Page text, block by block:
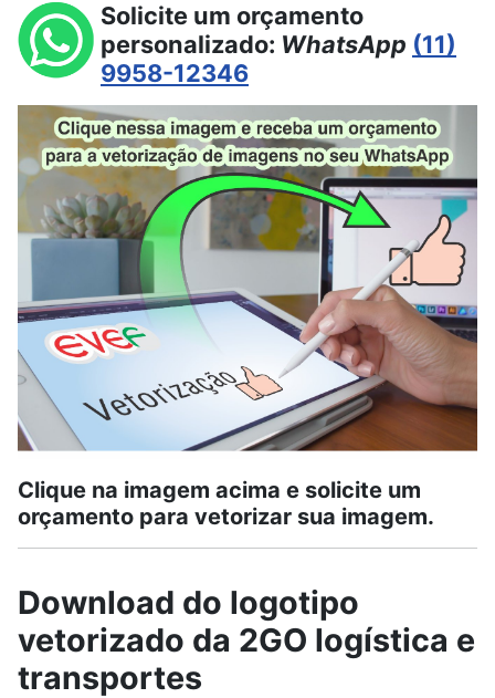
Solicite um orçamento
personalizado: WhatsApp (11)
9958-12346
Clique na imagem acima e solicite um
orçamento para vetorizar sua imagem.
Download do logotipo
vetorizado da 2GO logística e
transportes